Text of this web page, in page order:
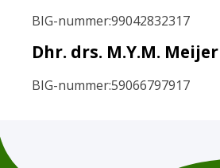
BIG-nummer:99042832317
Dhr. drs. M.Y.M. Meijer
BIG-nummer:59066797917